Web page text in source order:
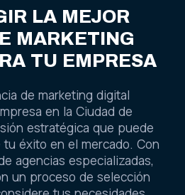
LA MEJOR
MARKETING
TU EMPRESA
de marketing digital
en la Ciudad de
estratégica que puede
éxito en el mercado. Con
agencias especializadas,
un proceso de selección